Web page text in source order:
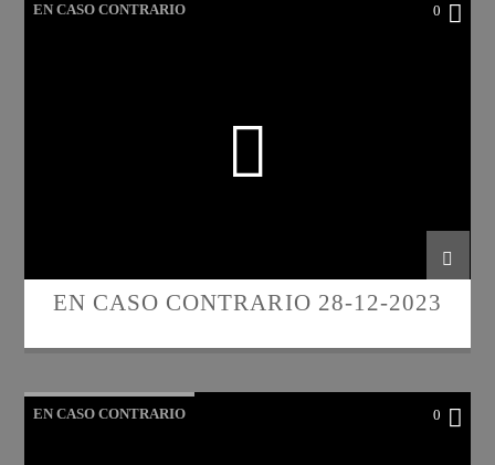
EN CASO CONTRARIO 0
EN CASO CONTRARIO 28-12-2023
EN CASO CONTRARIO 0